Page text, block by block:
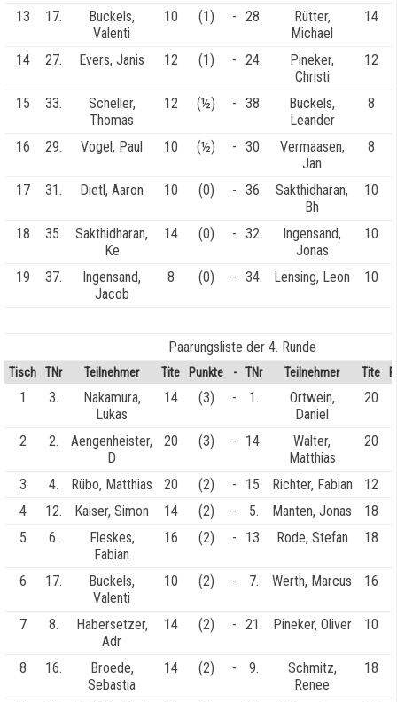
13 17.
Buckels,
Valenti
10 (1) - 28.
Rütter,
Michael
14
14 27. Evers, Janis 12 (1) - 24.
Pineker,
Christi
12
15 33.
Scheller,
Thomas
12 (½) - 38.
Buckels,
Leander
8
16 29. Vogel, Paul 10 (½) - 30.
Vermaasen,
Jan
8
17 31. Dietl, Aaron 10 (0) - 36.
Sakthidharan,
Bh
10
18 35.
Sakthidharan,
Ke
14 (0) - 32.
Ingensand,
Jonas
10
19 37.
Ingensand,
Jacob
8 (0) - 34. Lensing, Leon 10
Paarungsliste der 4. Runde
Tisch TNr Teilnehmer Tite Punkte - TNr Teilnehmer Tite
1 3.
Nakamura,
Lukas
14 (3) - 1.
Ortwein,
Daniel
20
2 2.
Aengenheister,
D
20 (3) - 14.
Walter,
Matthias
20
3 4. Rübo, Matthias 20 (2) - 15. Richter, Fabian
12
4
12. Kaiser, Simon 14 (2) - 5. Manten, Jonas
18
5
6.
Fleskes,
Fabian
16 (2) - 13. Rode, Stefan 18
6 17.
Buckels,
Valenti
10 (2) - 7. Werth, Marcus 16
7 8.
Habersetzer,
Adr
14 (2) - 21. Pineker, Oliver 10
8 16.
Broede,
Sebastia
14 (2) - 9.
Schmitz,
Renee
18